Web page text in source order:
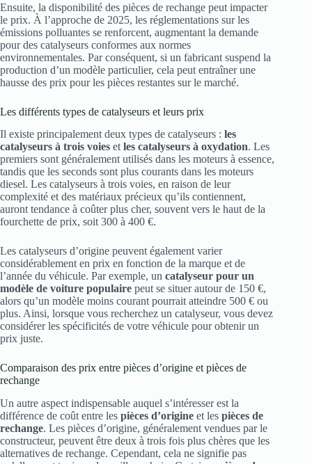
Ensuite, la disponibilité des pièces de rechange peut impacter
le prix. À l’approche de 2025, les réglementations sur les
émissions polluantes se renforcent, augmentant la demande
pour des catalyseurs conformes aux normes
environnementales. Par conséquent, si un fabricant suspend la
production d’un modèle particulier, cela peut entraîner une
hausse des prix pour les pièces restantes sur le marché.
Les différents types de catalyseurs et leurs prix
Il existe principalement deux types de catalyseurs : les
catalyseurs à trois voies etles catalyseurs à oxydation. Les
premiers sont généralement utilisés dans les moteurs à essence,
tandis que les seconds sont plus courants dans les moteurs
diesel. Les catalyseurs à trois voies, en raison de leur
complexité et des matériaux précieux qu’ils contiennent,
auront tendance à coûter plus cher, souvent vers le haut de la
fourchette de prix, soit 300 à 400 €.
Les catalyseurs d’origine peuvent également varier
considérablement en prix en fonction de la marque et de
l’année du véhicule. Par exemple, un catalyseur pour un
modèle de voiture populaire peut se situer autour de 150 €,
alors qu’un modèle moins courant pourrait atteindre 500 € ou
plus. Ainsi, lorsque vous recherchez un catalyseur, vous devez
considérer les spécificités de votre véhicule pour obtenir un
prix juste.
Comparaison des prix entre pièces d’origine et pièces de
rechange
Un autre aspect indispensable auquel s’intéresser est la
différence de coût entre les pièces d’origine et les pièces de
rechange. Les pièces d’origine, généralement vendues par le
constructeur, peuvent être deux à trois fois plus chères que les
alternatives de rechange. Cependant, cela ne signifie pas